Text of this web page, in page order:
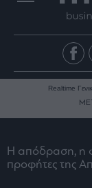
Ειδήσεις
Realtime
Η απόδραση, η
προφήτες της